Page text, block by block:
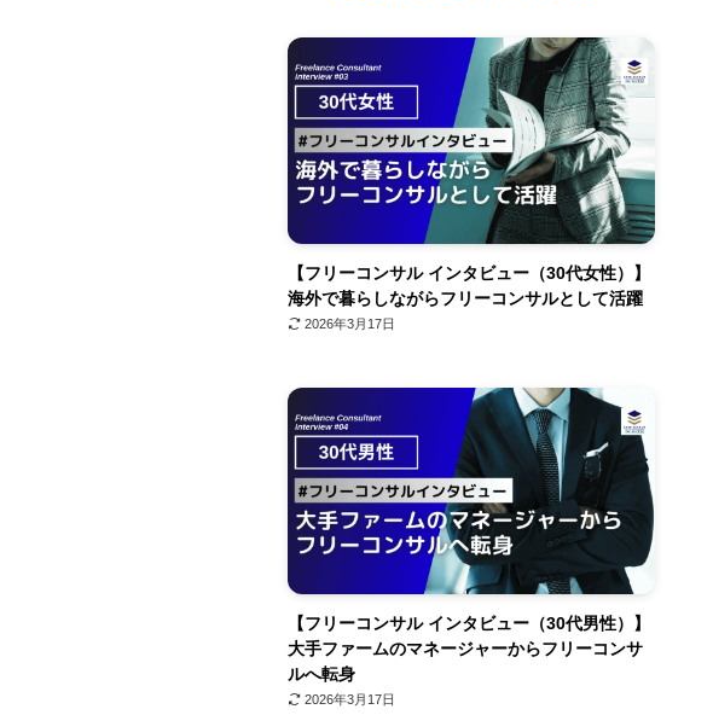
【フリーコンサル インタビュー（30代女性）】
海外で暮らしながらフリーコンサルとして活躍
2026年3月17日
【フリーコンサル インタビュー（30代男性）】
大手ファームのマネージャーからフリーコンサ
ルへ転身
2026年3月17日